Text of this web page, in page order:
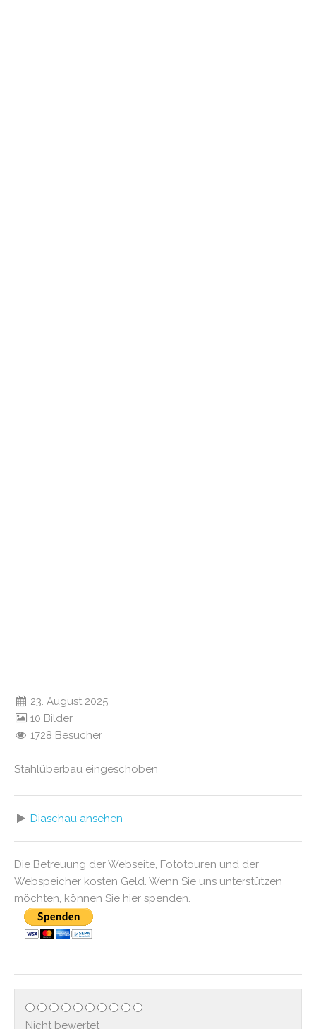
23. August 2025
10 Bilder
1728 Besucher
Stahlüberbau eingeschoben
Diaschau ansehen
Die Betreuung der Webseite, Fototouren und der
Webspeicher kosten Geld. Wenn Sie uns unterstützen
möchten, können Sie hier spenden.
Nicht bewertet